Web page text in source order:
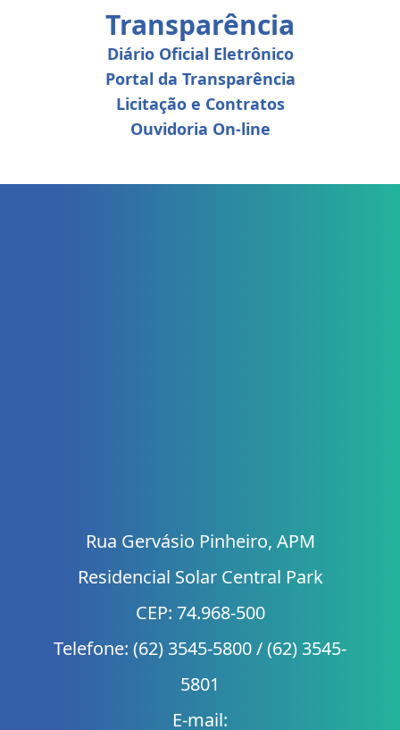
Transparência
Diário Oficial Eletrônico
Portal da Transparência
Licitação e Contratos
Ouvidoria On-line
Rua Gervásio Pinheiro, APM
Residencial Solar Central Park
CEP: 74.968-500
Telefone: (62) 3545-5800 / (62) 3545-
5801
E-mail: